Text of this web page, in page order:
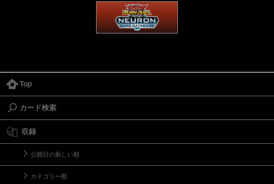
Top
カード検索
収録
公開日の新しい順
カテゴリー順